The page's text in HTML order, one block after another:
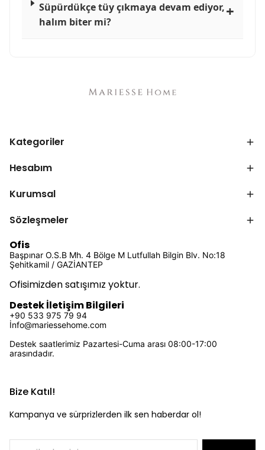
Süpürdükçe tüy çıkmaya devam ediyor,
halım biter mi?
Kategoriler
Hesabım
Kurumsal
Sözleşmeler
Ofis
Başpınar O.S.B Mh. 4 Bölge M Lutfullah Bilgin Blv. No:18
Şehitkamil / GAZİANTEP
Ofisimizden satışımız yoktur.
Destek İletişim Bilgileri
+90 533 975 79 94
İnfo@mariessehome.com
Destek saatlerimiz Pazartesi-Cuma arası 08:00-17:00
arasındadır.
Bize Katıl!
Kampanya ve sürprizlerden ilk sen haberdar ol!